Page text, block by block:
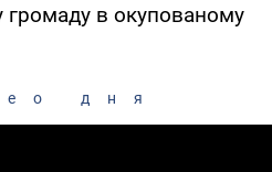
громаду в окупованому
дня